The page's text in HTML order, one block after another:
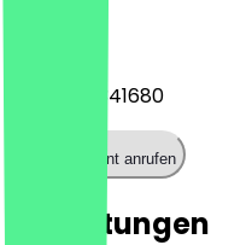
+4915226341680
Restaurant anrufen
Bewertungen